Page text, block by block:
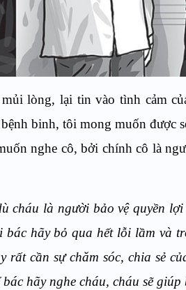
lòng, lại tin vào tình cảm
binh, tôi mong muốn được
nghe cô, bởi chính cô là
cháu là người bảo vệ quyền
hãy bỏ qua hết lỗi lầm và
rất cần sự chăm sóc, chia sẻ
hãy nghe cháu, cháu sẽ giúp